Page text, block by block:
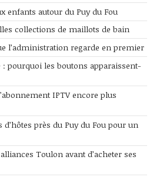
enfants autour du Puy du Fou
collections de maillots de bain
l’administration regarde en premier
: pourquoi les boutons apparaissent-
IPTV encore plus
près du Puy du Fou pour un
Toulon avant d’acheter ses